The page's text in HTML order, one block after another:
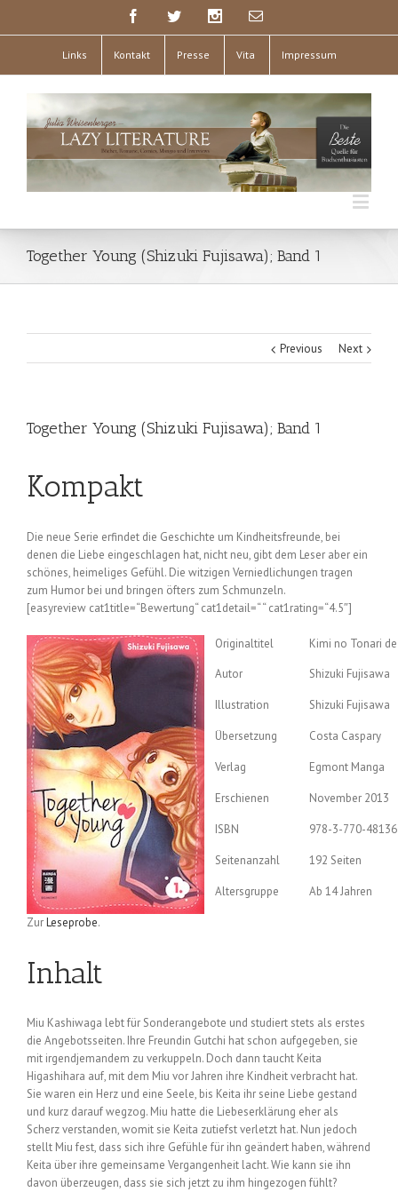
Links Kontakt Presse Vita Impressum
Together Young (Shizuki Fujisawa); Band 1
Previous Next
Together Young (Shizuki Fujisawa); Band 1
Kompakt
Die neue Serie erfindet die Geschichte um Kindheitsfreunde, bei
denen die Liebe eingeschlagen hat, nicht neu, gibt dem Leser aber ein
schönes, heimeliges Gefühl. Die witzigen Verniedlichungen tragen
zum Humor bei und bringen öfters zum Schmunzeln.
[easyreview cat1title=“Bewertung“ cat1detail=“ “ cat1rating=“4.5″]
Originaltitel
Kimi no Tonari
Autor
Shizuki Fujisawa
Illustration Shizuki Fujisawa
Übersetzung Costa Caspary
Verlag Egmont Manga
Erschienen November 2013
ISBN 978-3-770-
Seitenanzahl 192 Seiten
Altersgruppe Ab 14 Jahren
ZurLeseprobe.
Inhalt
Miu Kashiwaga lebt für Sonderangebote und studiert stets als erstes
die Angebotsseiten. Ihre Freundin Gutchi hat schon aufgegeben, sie
mit irgendjemandem zu verkuppeln. Doch dann taucht Keita
Higashihara auf, mit dem Miu vor Jahren ihre Kindheit verbracht hat.
Sie waren ein Herz und eine Seele, bis Keita ihr seine Liebe gestand
und kurz darauf wegzog. Miu hatte die Liebeserklärung eher als
Scherz verstanden, womit sie Keita zutiefst verletzt hat. Nun jedoch
stellt Miu fest, dass sich ihre Gefühle für ihn geändert haben, während
Keita über ihre gemeinsame Vergangenheit lacht. Wie kann sie ihn
davon überzeugen, dass sie sich jetzt zu ihm hingezogen fühlt?